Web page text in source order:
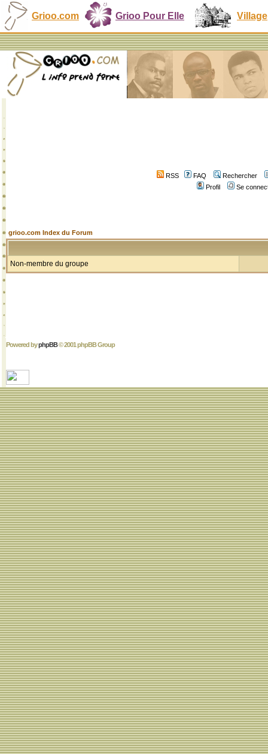
Grioo.com Grioo Pour Elle Village
RSS FAQ
Rechercher
Profil
Se
grioo.com Index du Forum
Non-membre du groupe
Powered byphpBB© 2001 phpBB Group